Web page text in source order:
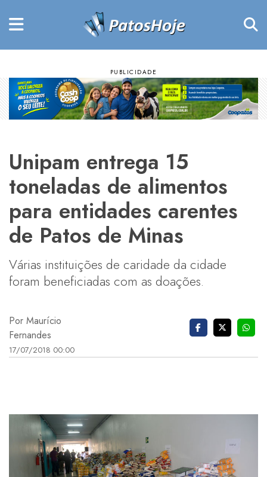
Unipam entrega 15
toneladas de alimentos
para entidades carentes
de Patos de Minas
Várias instituições de caridade da cidade
foram beneficiadas com as doações.
Por Maurício
Fernandes
17/07/2018 00:00